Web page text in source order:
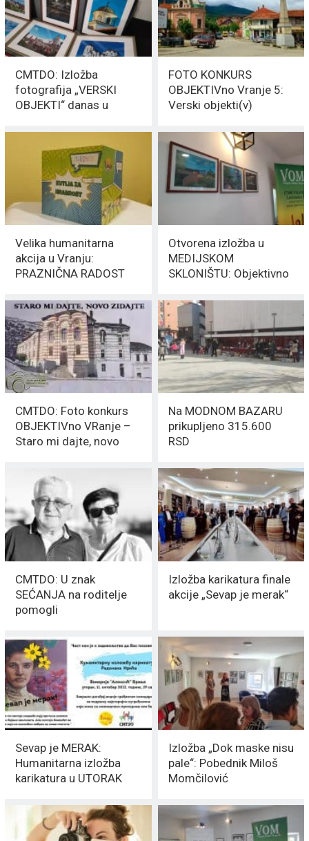
CMTDO: Izložba
fotografija „VERSKI
OBJEKTI“ danas u
SKLONIŠTU
FOTO KONKURS
OBJEKTIVno Vranje 5:
Verski objekti(v)
Velika humanitarna
akcija u Vranju:
PRAZNIČNA RADOST
HRABROST!
Otvorena izložba u
MEDIJSKOM
SKLONIŠTU: Objektivno
VRANJANCIMA
CMTDO: Foto konkurs
OBJEKTIVno VRanje –
Staro mi dajte, novo
Na MODNOM BAZARU
prikupljeno 315.600
RSD
CMTDO: U znak
SEĆANJA na roditelje
pomogli
Vranja
Izložba karikatura finale
akcije „Sevap je merak“
Sevap je MERAK:
Humanitarna izložba
karikatura u UTORAK
Izložba „Dok maske nisu
pale“: Pobednik Miloš
Momčilović